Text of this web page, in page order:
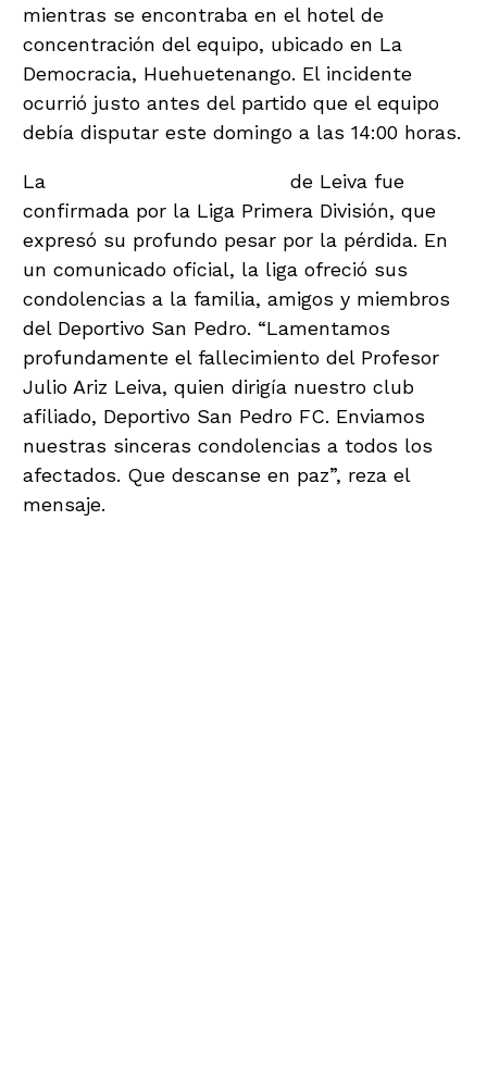
mientras se encontraba en el hotel de
concentración del equipo, ubicado en La
Democracia, Huehuetenango. El incidente
ocurrió justo antes del partido que el equipo
debía disputar este domingo a las 14:00 horas.
La
de Leiva fue
confirmada por la Liga Primera División, que
expresó su profundo pesar por la pérdida. En
un comunicado oficial, la liga ofreció sus
condolencias a la familia, amigos y miembros
del Deportivo San Pedro. “Lamentamos
profundamente el fallecimiento del Profesor
Julio Ariz Leiva, quien dirigía nuestro club
afiliado, Deportivo San Pedro FC. Enviamos
nuestras sinceras condolencias a todos los
afectados. Que descanse en paz”, reza el
mensaje.